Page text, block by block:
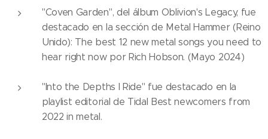
"Coven Garden", del álbum Oblivion's Legacy, fue
destacado en la sección de Metal Hammer (Reino
Unido): The best 12 new metal songs you need to
hear right now por Rich Hobson. (Mayo 2024)
"Into the Depths I Ride" fue destacado en la
playlist editorial de Tidal Best newcomers from
2022 in metal.